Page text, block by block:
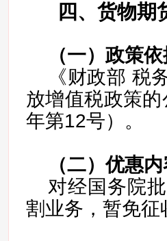
四、货物期
（一） 政策依
《财政部 税
放增值税政策
年第12号）。
（二）优惠内
对经国务院
割业务，暂免征